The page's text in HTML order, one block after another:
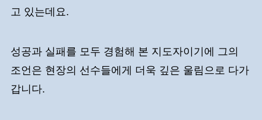
고 있는데요.
성공과 실패를 모두 경험해 본 지도자이기에 그의
조언은 현장의 선수들에게 더욱 깊은 울림으로 다가
갑니다.